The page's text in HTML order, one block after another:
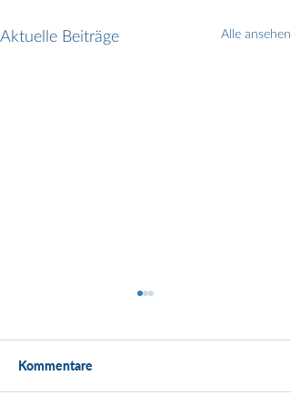
Aktuelle Beiträge Alle ansehen
Kommentare